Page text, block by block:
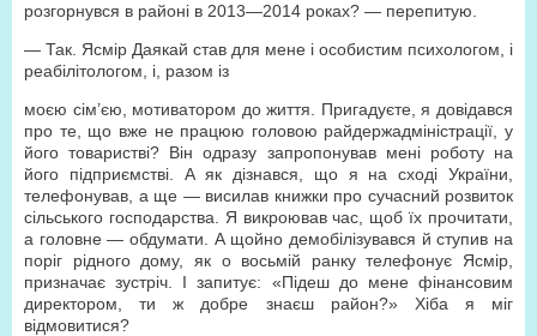
розгорнувся в районі в 2013—2014 роках? — перепитую.
— Так. Ясмір Даякай став для мене і особистим психологом, і
реабілітологом, і, разом із
моєю сім’єю, мотиватором до життя. Пригадуєте, я довідався
про те, що вже не працюю головою райдержадміністрації, у
його товаристві? Він одразу запропонував мені роботу на
його підприємстві. А як дізнався, що я на сході України,
телефонував, а ще — висилав книжки про сучасний розвиток
сільського господарства. Я викроював час, щоб їх прочитати,
а головне — обдумати. А щойно демобілізувався й ступив на
поріг рідного дому, як о восьмій ранку телефонує Ясмір,
призначає зустріч. І запитує: «Підеш до мене фінансовим
директором, ти ж добре знаєш район?» Хіба я міг
відмовитися?